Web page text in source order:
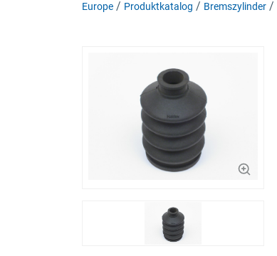
Europe Produktkatalog Bremszylinder